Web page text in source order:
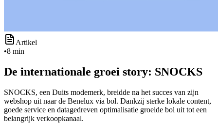
Artikel
•8 min
De internationale groei story: SNOCKS
SNOCKS, een Duits modemerk, breidde na het succes van zijn
webshop uit naar de Benelux via bol. Dankzij sterke lokale content,
goede service en datagedreven optimalisatie groeide bol uit tot een
belangrijk verkoopkanaal.